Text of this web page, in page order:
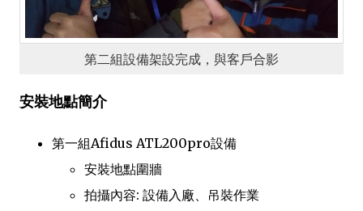
第二組設備架設完成，與客戶合影
安裝地點簡介
第一組Afidus ATL200pro設備
安裝地點圍牆
拍攝內容: 設備入廠、吊裝作業